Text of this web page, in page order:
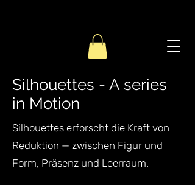
Silhouettes - A series
in Motion
Silhouettes erforscht die Kraft von
Reduktion — zwischen Figur und
Form, Präsenz und Leerraum.